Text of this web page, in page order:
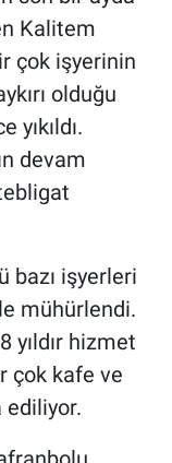
Kalitem
çok işyerinin
olduğu
devam
bazı işyerleri
mühürlendi.
yıldır hizmet
çok kafe ve
ediliyor.